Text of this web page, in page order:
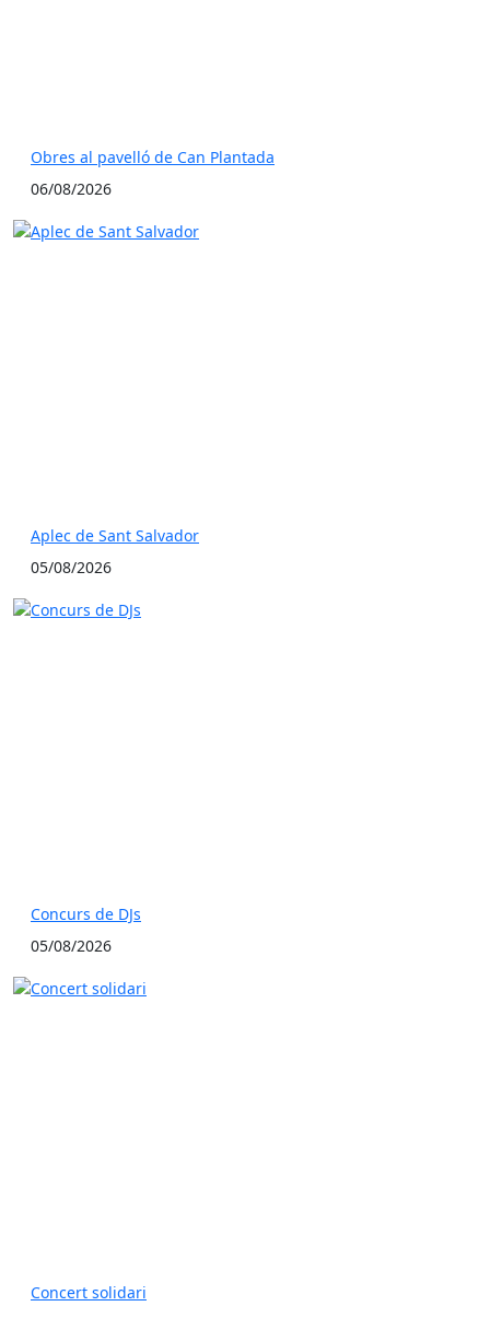
Obres al pavelló de Can Plantada
06/08/2026
Aplec de Sant Salvador
05/08/2026
Concurs de DJs
05/08/2026
Concert solidari